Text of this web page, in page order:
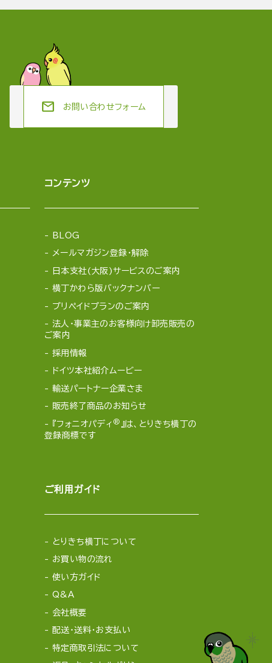
mail お問い合わせフォーム
コンテンツ
BLOG
メールマガジン登録・解除
日本支社(大阪)サービスのご案内
横丁かわら版バックナンバー
プリペイドプランのご案内
法人・事業主のお客様向け卸売販売の
ご案内
採用情報
ドイツ本社紹介ムービー
輸送パートナー企業さま
販売終了商品のお知らせ
『フォニオパディ ® 』は、とりきち横丁の
登録商標です
ご利用ガイド
とりきち横丁について
お買い物の流れ
使い方ガイド
Q&A
会社概要
配送・送料・お支払い
特定商取引法について